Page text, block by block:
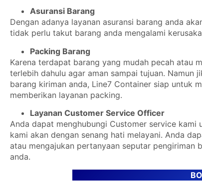
Asuransi Barang
Dengan adanya layanan asuransi barang anda
tidak perlu takut barang anda mengalami
Packing Barang
Karena terdapat barang yang mudah pecah atau
terlebih dahulu agar aman sampai tujuan.
barang kiriman anda, Line7 Container siap untuk
memberikan layanan packing.
Layanan Customer Service Officer
Anda dapat menghubungi Customer service kami
kami akan dengan senang hati melayani. Anda
atau mengajukan pertanyaan seputar pengiriman
anda.